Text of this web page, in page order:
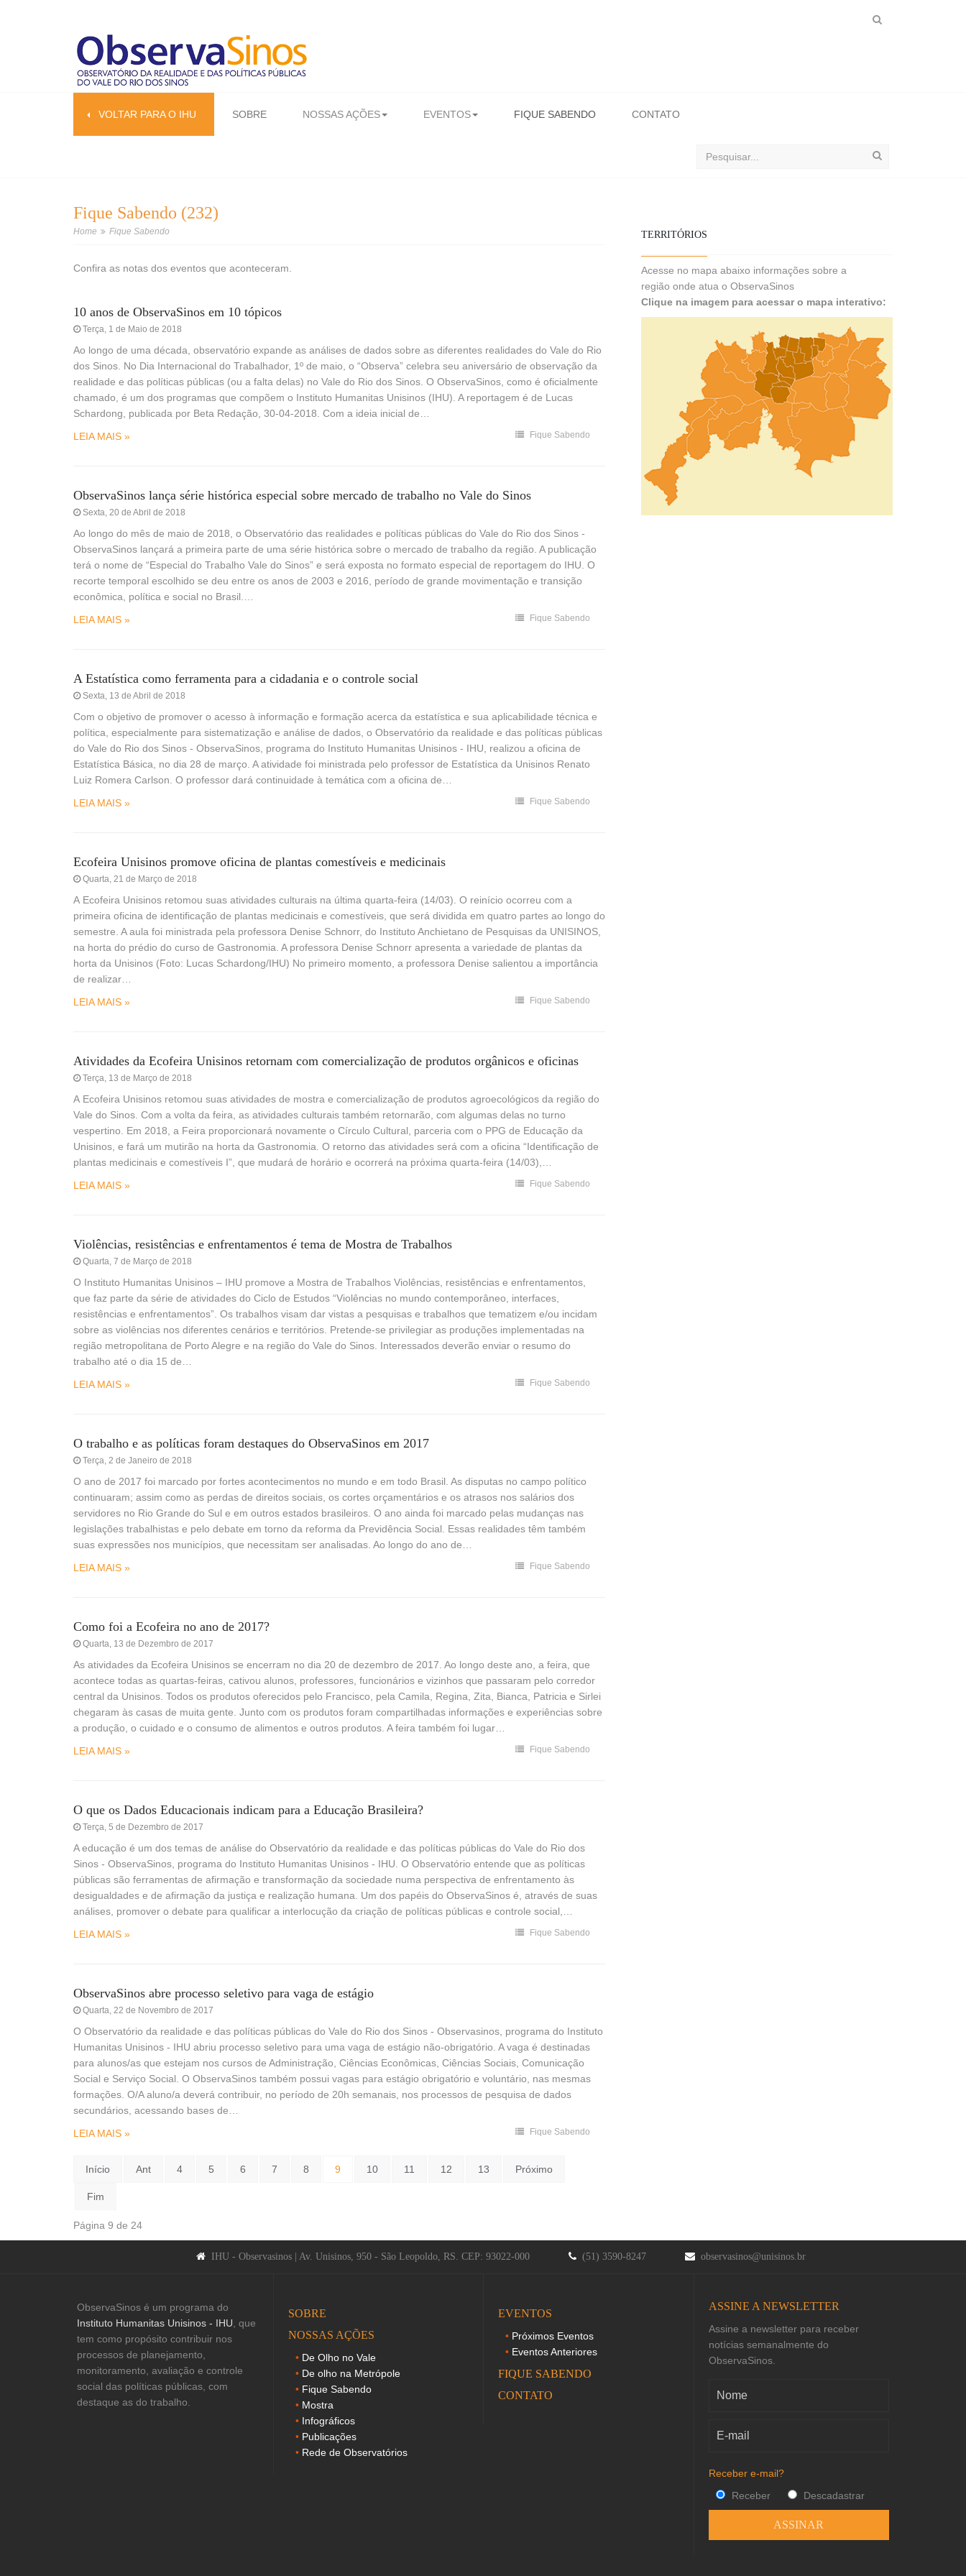
VOLTAR PARA O IHU SOBRE NOSSAS AÇÕES EVENTOS FIQUE SABENDO CONTATO
Buscar
Home Fique Sabendo
Fique Sabendo (232)
Confira as notas dos eventos que aconteceram.
10 anos de ObservaSinos em 10 tópicos
Terça, 1 de Maio de 2018
Ao longo de uma década, observatório expande as análises de dados sobre as diferentes realidades do Vale do Rio
dos Sinos. No Dia Internacional do Trabalhador, 1º de maio, o “Observa” celebra seu aniversário de observação da
realidade e das políticas públicas (ou a falta delas) no Vale do Rio dos Sinos. O ObservaSinos, como é oficialmente
chamado, é um dos programas que compõem o Instituto Humanitas Unisinos (IHU). A reportagem é de Lucas
Schardong, publicada por Beta Redação, 30-04-2018. Com a ideia inicial de…
LEIA MAIS »
Fique Sabendo
ObservaSinos lança série histórica especial sobre mercado de trabalho no Vale do Sinos
Sexta, 20 de Abril de 2018
Ao longo do mês de maio de 2018, o Observatório das realidades e políticas públicas do Vale do Rio dos Sinos -
ObservaSinos lançará a primeira parte de uma série histórica sobre o mercado de trabalho da região. A publicação
terá o nome de “Especial do Trabalho Vale do Sinos” e será exposta no formato especial de reportagem do IHU. O
recorte temporal escolhido se deu entre os anos de 2003 e 2016, período de grande movimentação e transição
econômica, política e social no Brasil.…
LEIA MAIS »
Fique Sabendo
A Estatística como ferramenta para a cidadania e o controle social
Sexta, 13 de Abril de 2018
Com o objetivo de promover o acesso à informação e formação acerca da estatística e sua aplicabilidade técnica e
política, especialmente para sistematização e análise de dados, o Observatório da realidade e das políticas públicas
do Vale do Rio dos Sinos - ObservaSinos, programa do Instituto Humanitas Unisinos - IHU, realizou a oficina de
Estatística Básica, no dia 28 de março. A atividade foi ministrada pelo professor de Estatística da Unisinos Renato
Luiz Romera Carlson. O professor dará continuidade à temática com a oficina de…
LEIA MAIS »
Fique Sabendo
Ecofeira Unisinos promove oficina de plantas comestíveis e medicinais
Quarta, 21 de Março de 2018
A Ecofeira Unisinos retomou suas atividades culturais na última quarta-feira (14/03). O reinício ocorreu com a
primeira oficina de identificação de plantas medicinais e comestíveis, que será dividida em quatro partes ao longo do
semestre. A aula foi ministrada pela professora Denise Schnorr, do Instituto Anchietano de Pesquisas da UNISINOS,
na horta do prédio do curso de Gastronomia. A professora Denise Schnorr apresenta a variedade de plantas da
horta da Unisinos (Foto: Lucas Schardong/IHU) No primeiro momento, a professora Denise salientou a importância
de realizar…
LEIA MAIS »
Fique Sabendo
Atividades da Ecofeira Unisinos retornam com comercialização de produtos orgânicos e oficinas
Terça, 13 de Março de 2018
A Ecofeira Unisinos retomou suas atividades de mostra e comercialização de produtos agroecológicos da região do
Vale do Sinos. Com a volta da feira, as atividades culturais também retornarão, com algumas delas no turno
vespertino. Em 2018, a Feira proporcionará novamente o Círculo Cultural, parceria com o PPG de Educação da
Unisinos, e fará um mutirão na horta da Gastronomia. O retorno das atividades será com a oficina “Identificação de
plantas medicinais e comestíveis I”, que mudará de horário e ocorrerá na próxima quarta-feira (14/03),…
LEIA MAIS »
Fique Sabendo
Violências, resistências e enfrentamentos é tema de Mostra de Trabalhos
Quarta, 7 de Março de 2018
O Instituto Humanitas Unisinos – IHU promove a Mostra de Trabalhos Violências, resistências e enfrentamentos,
que faz parte da série de atividades do Ciclo de Estudos “Violências no mundo contemporâneo, interfaces,
resistências e enfrentamentos”. Os trabalhos visam dar vistas a pesquisas e trabalhos que tematizem e/ou incidam
sobre as violências nos diferentes cenários e territórios. Pretende-se privilegiar as produções implementadas na
região metropolitana de Porto Alegre e na região do Vale do Sinos. Interessados deverão enviar o resumo do
trabalho até o dia 15 de…
LEIA MAIS »
Fique Sabendo
O trabalho e as políticas foram destaques do ObservaSinos em 2017
Terça, 2 de Janeiro de 2018
O ano de 2017 foi marcado por fortes acontecimentos no mundo e em todo Brasil. As disputas no campo político
continuaram; assim como as perdas de direitos sociais, os cortes orçamentários e os atrasos nos salários dos
servidores no Rio Grande do Sul e em outros estados brasileiros. O ano ainda foi marcado pelas mudanças nas
legislações trabalhistas e pelo debate em torno da reforma da Previdência Social. Essas realidades têm também
suas expressões nos municípios, que necessitam ser analisadas. Ao longo do ano de…
LEIA MAIS »
Fique Sabendo
Como foi a Ecofeira no ano de 2017?
Quarta, 13 de Dezembro de 2017
As atividades da Ecofeira Unisinos se encerram no dia 20 de dezembro de 2017. Ao longo deste ano, a feira, que
acontece todas as quartas-feiras, cativou alunos, professores, funcionários e vizinhos que passaram pelo corredor
central da Unisinos. Todos os produtos oferecidos pelo Francisco, pela Camila, Regina, Zita, Bianca, Patricia e Sirlei
chegaram às casas de muita gente. Junto com os produtos foram compartilhadas informações e experiências sobre
a produção, o cuidado e o consumo de alimentos e outros produtos. A feira também foi lugar…
LEIA MAIS »
Fique Sabendo
O que os Dados Educacionais indicam para a Educação Brasileira?
Terça, 5 de Dezembro de 2017
A educação é um dos temas de análise do Observatório da realidade e das políticas públicas do Vale do Rio dos
Sinos - ObservaSinos, programa do Instituto Humanitas Unisinos - IHU. O Observatório entende que as políticas
públicas são ferramentas de afirmação e transformação da sociedade numa perspectiva de enfrentamento às
desigualdades e de afirmação da justiça e realização humana. Um dos papéis do ObservaSinos é, através de suas
análises, promover o debate para qualificar a interlocução da criação de políticas públicas e controle social,…
LEIA MAIS »
Fique Sabendo
ObservaSinos abre processo seletivo para vaga de estágio
Quarta, 22 de Novembro de 2017
O Observatório da realidade e das políticas públicas do Vale do Rio dos Sinos - Observasinos, programa do Instituto
Humanitas Unisinos - IHU abriu processo seletivo para uma vaga de estágio não-obrigatório. A vaga é destinadas
para alunos/as que estejam nos cursos de Administração, Ciências Econômicas, Ciências Sociais, Comunicação
Social e Serviço Social. O ObservaSinos também possui vagas para estágio obrigatório e voluntário, nas mesmas
formações. O/A aluno/a deverá contribuir, no período de 20h semanais, nos processos de pesquisa de dados
secundários, acessando bases de…
LEIA MAIS »
Fique Sabendo
Início Ant 4 5 6 7 8 9 10 11 12 13 Próximo
Fim
Página 9 de 24
TERRITÓRIOS
Acesse no mapa abaixo informações sobre a
região onde atua o ObservaSinos
Clique na imagem para acessar o mapa interativo:
IHU - Observasinos | Av. Unisinos, 950 - São Leopoldo, RS. CEP: 93022-000 (51) 3590-8247 observasinos@unisinos.br
ObservaSinos é um programa do
Instituto Humanitas Unisinos - IHU , que
tem como propósito contribuir nos
processos de planejamento,
monitoramento, avaliação e controle
social das políticas públicas, com
destaque as do trabalho.
SOBRE
NOSSAS AÇÕES
De Olho no Vale
De olho na Metrópole
Fique Sabendo
Mostra
Infográficos
Publicações
Rede de Observatórios
EVENTOS
Próximos Eventos
Eventos Anteriores
FIQUE SABENDO
CONTATO
ASSINE A NEWSLETTER
Assine a newsletter para receber
notícias semanalmente do
ObservaSinos.
Receber e-mail?
Receber
Descadastrar